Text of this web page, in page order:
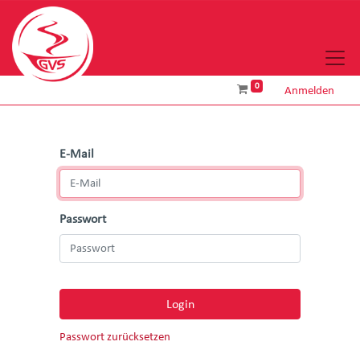
0 Anmelden
E-Mail
Passwort
Login
Passwort zurücksetzen